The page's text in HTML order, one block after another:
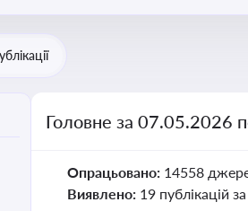
Головне за 07.05.2026
Опрацьовано: 14558
Виявлено: 19 публікацій